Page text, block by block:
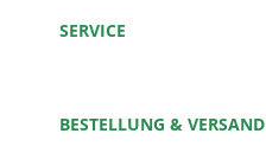
SERVICE
BESTELLUNG & VERSAND